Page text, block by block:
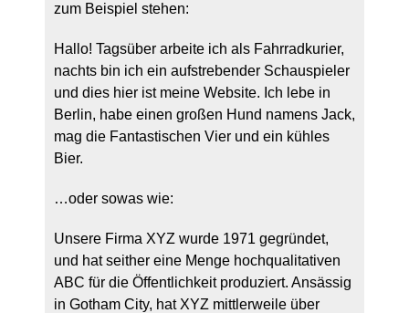
zum Beispiel stehen:
Hallo! Tagsüber arbeite ich als Fahrradkurier,
nachts bin ich ein aufstrebender Schauspieler
und dies hier ist meine Website. Ich lebe in
Berlin, habe einen großen Hund namens Jack,
mag die Fantastischen Vier und ein kühles
Bier.
…oder sowas wie:
Unsere Firma XYZ wurde 1971 gegründet,
und hat seither eine Menge hochqualitativen
ABC für die Öffentlichkeit produziert. Ansässig
in Gotham City, hat XYZ mittlerweile über